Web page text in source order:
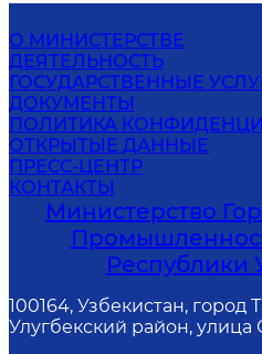
О МИНИСТЕРСТВЕ
ДЕЯТЕЛЬНОСТЬ
ГОСУДАРСТВЕННЫЕ
ДОКУМЕНТЫ
ПОЛИТИКА
ОТКРЫТЫЕ ДАННЫЕ
ПРЕСС-ЦЕНТР
КОНТАКТЫ
Министерство
Республики
100164, Узбекистан, город
Улугбекский район,